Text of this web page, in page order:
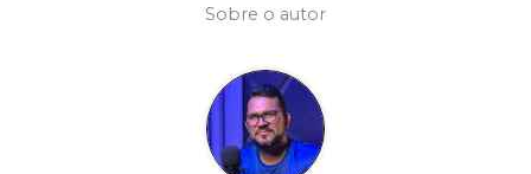
Sobre o autor